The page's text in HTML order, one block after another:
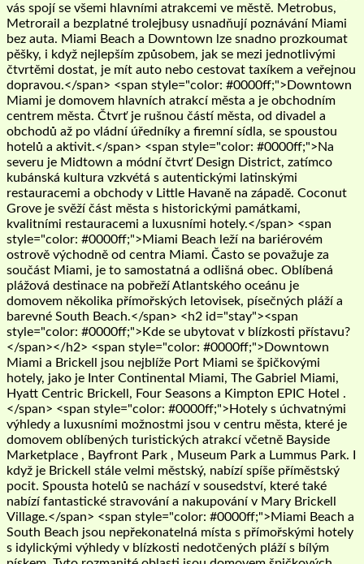
vás spojí se všemi hlavními atrakcemi ve městě. Metrobus,
Metrorail a bezplatné trolejbusy usnadňují poznávání Miami
bez auta. Miami Beach a Downtown lze snadno prozkoumat
pěšky, i když nejlepším způsobem, jak se mezi jednotlivými
čtvrtěmi dostat, je mít auto nebo cestovat taxíkem a veřejnou
dopravou.</span> <span style="color: #0000ff;">Downtown
Miami je domovem hlavních atrakcí města a je obchodním
centrem města. Čtvrť je rušnou částí města, od divadel a
obchodů až po vládní úředníky a firemní sídla, se spoustou
hotelů a aktivit.</span> <span style="color: #0000ff;">Na
severu je Midtown a módní čtvrť Design District, zatímco
kubánská kultura vzkvétá s autentickými latinskými
restauracemi a obchody v Little Havaně na západě. Coconut
Grove je svěží část města s historickými památkami,
kvalitními restauracemi a luxusními hotely.</span> <span
style="color: #0000ff;">Miami Beach leží na bariérovém
ostrově východně od centra Miami. Často se považuje za
součást Miami, je to samostatná a odlišná obec. Oblíbená
plážová destinace na pobřeží Atlantského oceánu je
domovem několika přímořských letovisek, písečných pláží a
barevné South Beach.</span> <h2 id="stay"><span
style="color: #0000ff;">Kde se ubytovat v blízkosti přístavu?
</span></h2> <span style="color: #0000ff;">Downtown
Miami a Brickell jsou nejblíže Port Miami se špičkovými
hotely, jako je Inter Continental Miami, The Gabriel Miami,
Hyatt Centric Brickell, Four Seasons a Kimpton EPIC Hotel .
</span> <span style="color: #0000ff;">Hotely s úchvatnými
výhledy a luxusními možnostmi jsou v centru města, které je
domovem oblíbených turistických atrakcí včetně Bayside
Marketplace , Bayfront Park , Museum Park a Lummus Park. I
když je Brickell stále velmi městský, nabízí spíše příměstský
pocit. Spousta hotelů se nachází v sousedství, které také
nabízí fantastické stravování a nakupování v Mary Brickell
Village.</span> <span style="color: #0000ff;">Miami Beach a
South Beach jsou nepřekonatelná místa s přímořskými hotely
s idylickými výhledy v blízkosti nedotčených pláží s bílým